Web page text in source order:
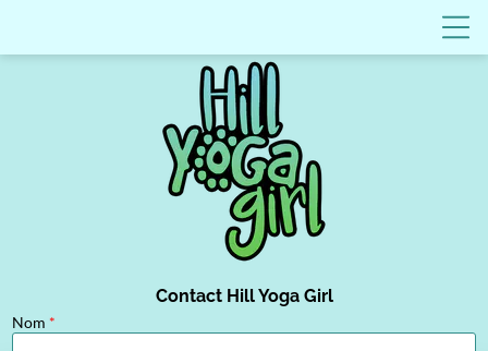
Contact Hill Yoga Girl
Nom *